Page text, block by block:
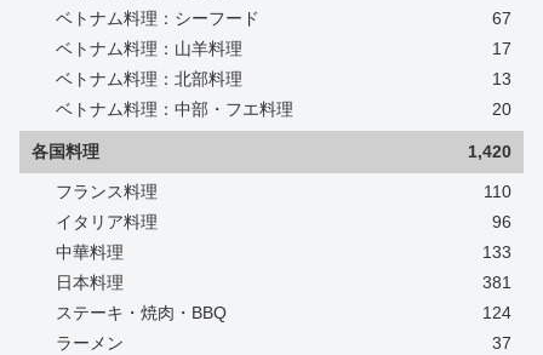
ベトナム料理：シーフード
67
ベトナム料理：山羊料理
17
ベトナム料理：北部料理
13
ベトナム料理：中部・フエ料理
20
各国料理 1,420
フランス料理
110
イタリア料理
96
中華料理
133
日本料理
381
ステーキ・焼肉・BBQ
124
ラーメン
37